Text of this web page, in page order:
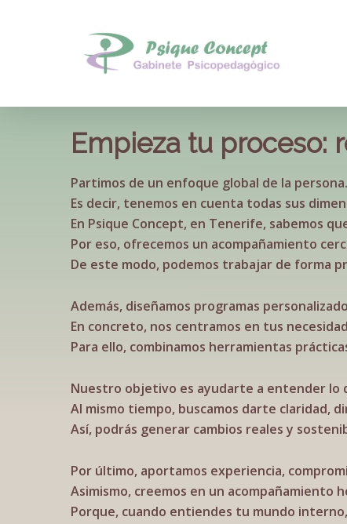
Empieza tu proceso:
Partimos de un enfoque global de la persona.
Es decir, tenemos en cuenta todas sus
En Psique Concept, en Tenerife, sabemos
Por eso, ofrecemos un acompañamiento
De este modo, podemos trabajar de forma
Además, diseñamos programas
En concreto, nos centramos en tus
Para ello, combinamos herramientas
Nuestro objetivo es ayudarte a entender lo
Al mismo tiempo, buscamos darte claridad,
Así, podrás generar cambios reales y
Por último, aportamos experiencia,
Asimismo, creemos en un acompañamiento
Porque, cuando entiendes tu mundo